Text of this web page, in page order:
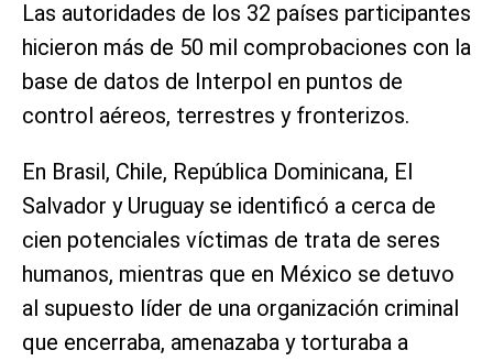
Las autoridades de los 32 países participantes
hicieron más de 50 mil comprobaciones con la
base de datos de Interpol en puntos de
control aéreos, terrestres y fronterizos.
En Brasil, Chile, República Dominicana, El
Salvador y Uruguay se identificó a cerca de
cien potenciales víctimas de trata de seres
humanos, mientras que en México se detuvo
al supuesto líder de una organización criminal
que encerraba, amenazaba y torturaba a